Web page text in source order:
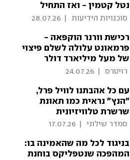
נטל קטמין - ואז התחיל
הבלגן
סוכנויות הידיעות 28.07.26
רכישת וורנר הוקפאה -
פרמאונט עלולה לשלם פיצוי
של מעל מיליארד דולר
רויטרס 24.07.26
עם כל אהבתנו לוויל פרל,
"הנץ" נראית כמו תאונת
שרשרת טלוויזיונית
סמדר שילוני 17.07.26
בניגוד לכל מה שהאמינה בו:
המהפכה שנטפליקס בוחנת